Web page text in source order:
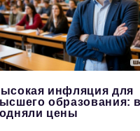
инфляция для
образования:
цены